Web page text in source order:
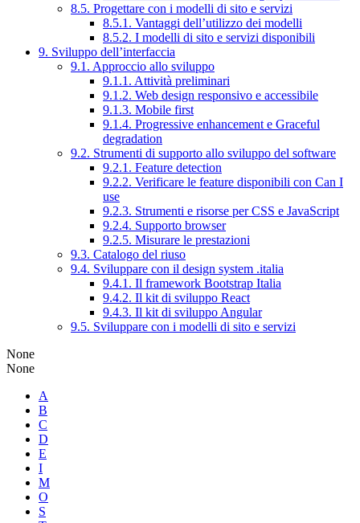
8.5. Progettare con i modelli di sito e servizi
8.5.1. Vantaggi dell’utilizzo dei modelli
8.5.2. I modelli di sito e servizi disponibili
9. Sviluppo dell’interfaccia
9.1. Approccio allo sviluppo
9.1.1. Attività preliminari
9.1.2. Web design responsivo e accessibile
9.1.3. Mobile first
9.1.4. Progressive enhancement e Graceful
degradation
9.2. Strumenti di supporto allo sviluppo del software
9.2.1. Feature detection
9.2.2. Verificare le feature disponibili con Can I
use
9.2.3. Strumenti e risorse per CSS e JavaScript
9.2.4. Supporto browser
9.2.5. Misurare le prestazioni
9.3. Catalogo del riuso
9.4. Sviluppare con il design system .italia
9.4.1. Il framework Bootstrap Italia
9.4.2. Il kit di sviluppo React
9.4.3. Il kit di sviluppo Angular
9.5. Sviluppare con i modelli di sito e servizi
None
None
A
B
C
D
E
I
M
O
S